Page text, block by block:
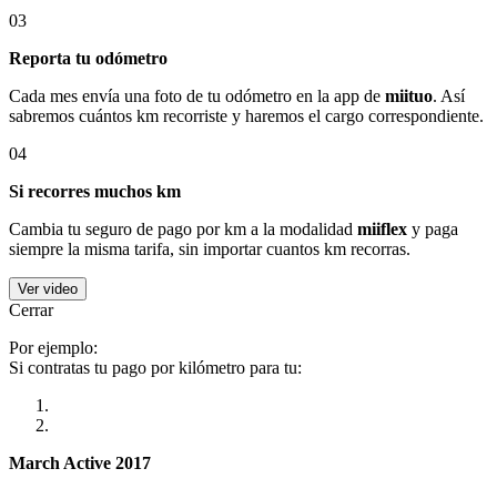
03
Reporta tu odómetro
Cada mes envía una foto de tu odómetro en la app de miituo. Así
sabremos cuántos km recorriste y haremos el cargo correspondiente.
04
Si recorres muchos km
Cambia tu seguro de pago por km a la modalidad miiflex y paga
siempre la misma tarifa, sin importar cuantos km recorras.
Ver video
Cerrar
Por ejemplo:
Si contratas tu pago por kilómetro para tu:
March Active 2017